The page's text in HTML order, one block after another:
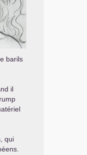
barils
il
qui